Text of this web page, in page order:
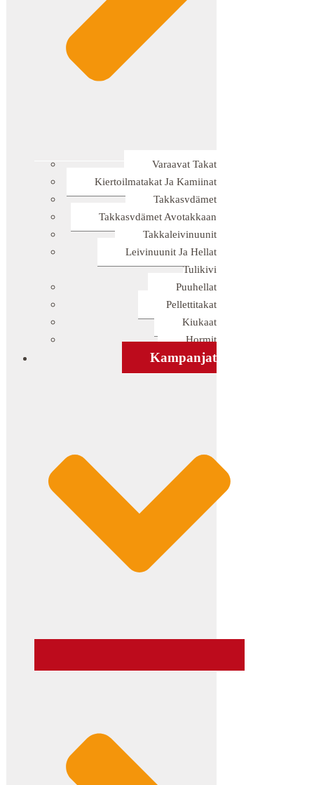
Varaavat Takat
Kiertoilmatakat Ja Kamiinat
Takkasydämet
Takkasydämet Avotakkaan
Takkaleivinuunit
Leivinuunit Ja Hellat
Tulikivi
Puuhellat
Pellettitakat
Kiukaat
Hormit
Kampanjat